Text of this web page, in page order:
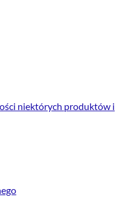
niektórych produktów i